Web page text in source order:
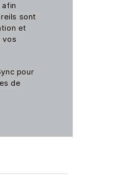
sont
et
vos
pour
de